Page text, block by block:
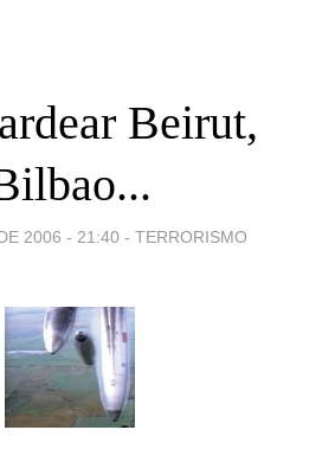
Beirut,
2006 - 21:40 - TERRORISMO